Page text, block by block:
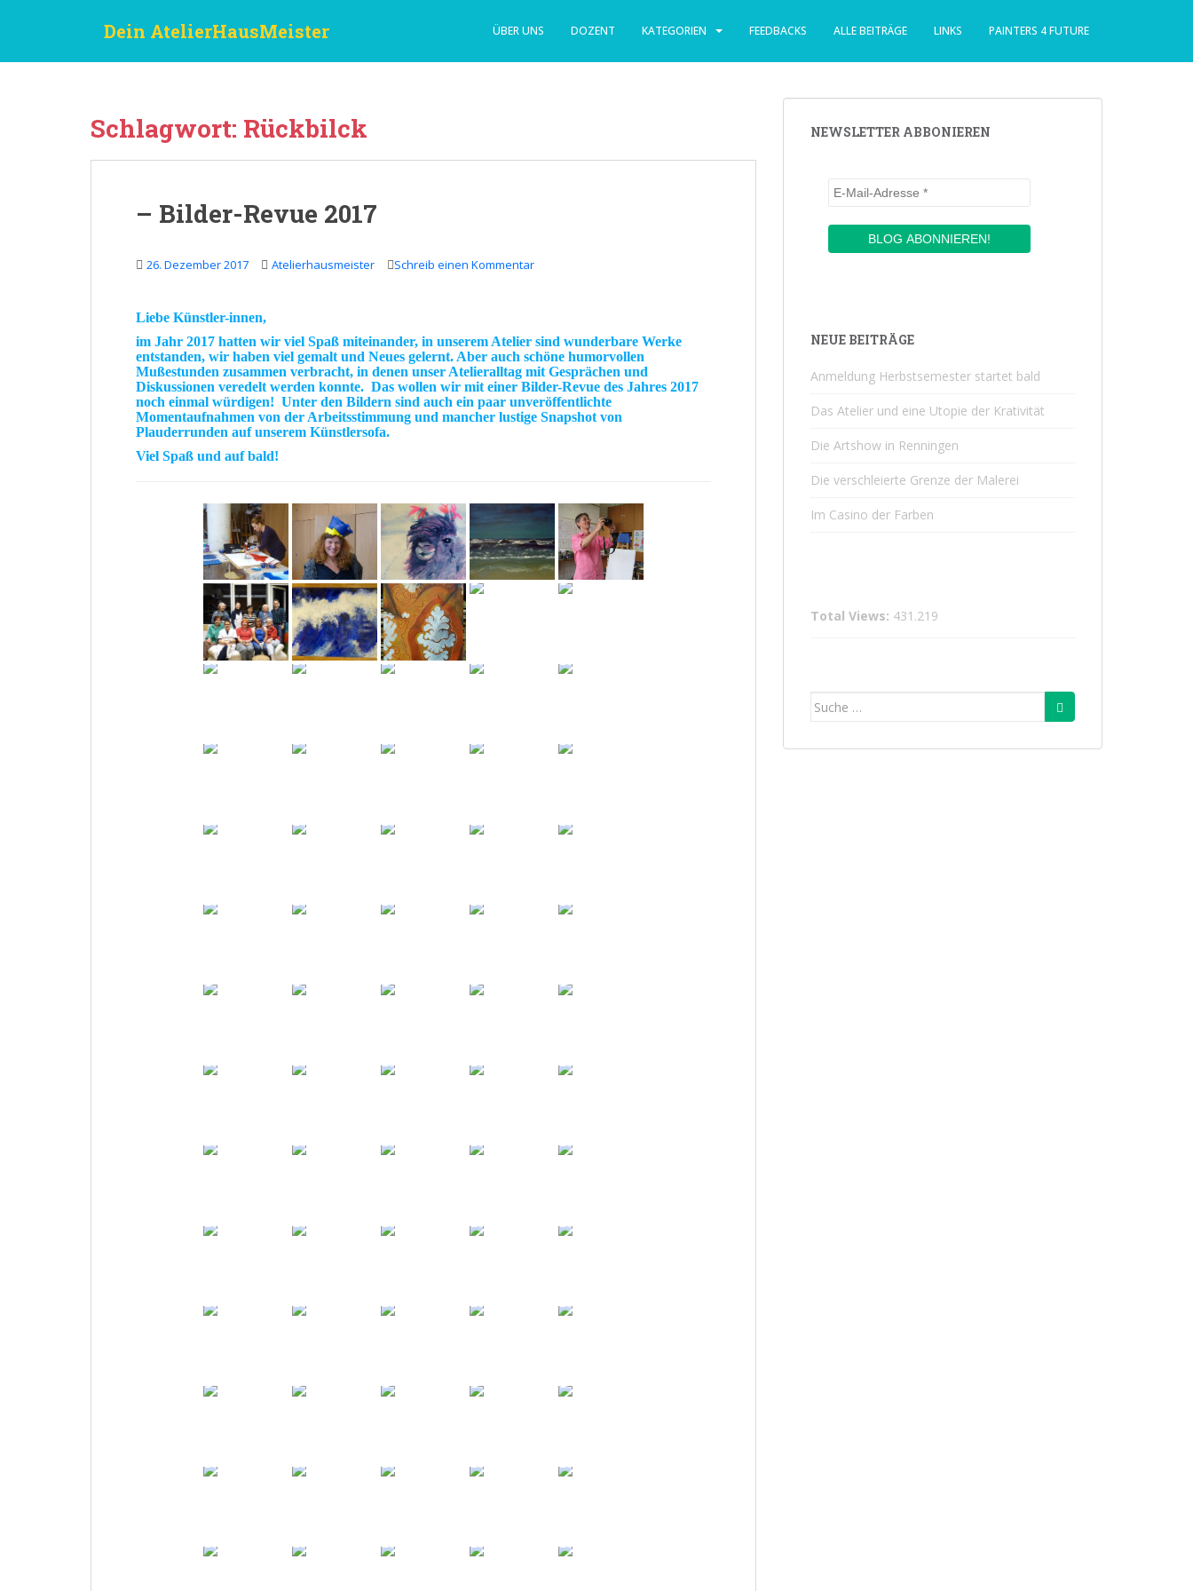
Dein AtelierHausMeister ÜBER UNS DOZENT KATEGORIEN FEEDBACKS ALLE BEITRÄGE LINKS PAINTERS 4 FUTURE
Schlagwort: Rückbilck
– Bilder-Revue 2017
26. Dezember 2017 Atelierhausmeister Schreib einen Kommentar
Liebe Künstler-innen,
im Jahr 2017 hatten wir viel Spaß miteinander, in unserem Atelier sind wunderbare Werke
entstanden, wir haben viel gemalt und Neues gelernt. Aber auch schöne humorvollen
Mußestunden zusammen verbracht, in denen unser Atelieralltag mit Gesprächen und
Diskussionen veredelt werden konnte. Das wollen wir mit einer Bilder-Revue des Jahres 2017
noch einmal würdigen! Unter den Bildern sind auch ein paar unveröffentlichte
Momentaufnahmen von der Arbeitsstimmung und mancher lustige Snapshot von
Plauderrunden auf unserem Künstlersofa.
Viel Spaß und auf bald!
NEWSLETTER ABBONIEREN
NEUE BEITRÄGE
Anmeldung Herbstsemester startet bald
Das Atelier und eine Utopie der Krativität
Die Artshow in Renningen
Die verschleierte Grenze der Malerei
Im Casino der Farben
Total Views: 431.219
Suche